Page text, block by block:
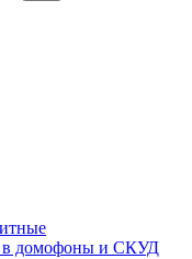
в домофоны и СКУД